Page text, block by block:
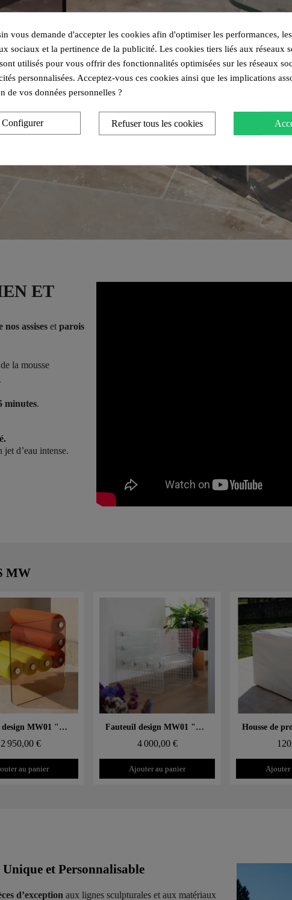
ET
assises et parois
la mousse
minutes.
jet d’eau intense.
MW
rapide Fauteuil design MW01 "Bicolore" – Parois en PMMA coulé, assise en mousse alvéolaire
2 950,00 €
au panier
Aperçu rapide Fauteuil design MW01 "Cannage" – Parois en verre, assise en TPU
4 000,00 €
Ajouter au panier Ajouter
et Personnalisable
d’exception aux lignes sculpturales et aux matériaux
vous demande d'accepter les cookies afin d'optimiser les performances,
sociaux et la pertinence de la publicité. Les cookies tiers liés aux réseaux
utilisés pour vous offrir des fonctionnalités optimisées sur les réseaux
personnalisées. Acceptez-vous ces cookies ainsi que les implications
de vos données personnelles ?
Refuser tous les cookies
Configurer